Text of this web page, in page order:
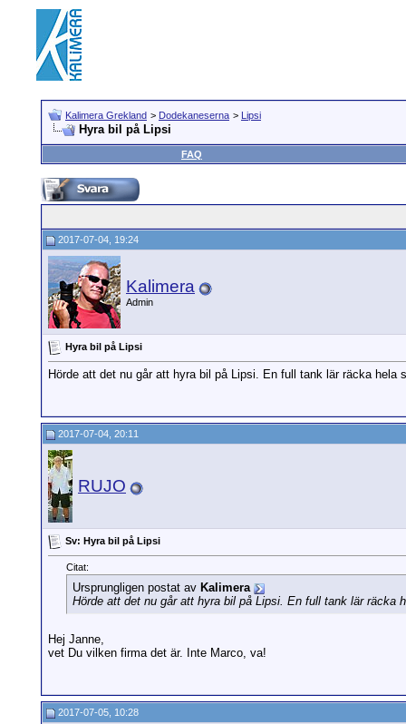
Kalimera Grekland > Dodekaneserna > Lipsi
Hyra bil på Lipsi
FAQ
2017-07-04, 19:24
Kalimera
Admin
Hyra bil på Lipsi
Hörde att det nu går att hyra bil på Lipsi. En full tank lär räcka hela
2017-07-04, 20:11
RUJO
Sv: Hyra bil på Lipsi
Citat:
Ursprungligen postat av Kalimera
Hörde att det nu går att hyra bil på Lipsi. En full tank lär räcka
Hej Janne,
vet Du vilken firma det är. Inte Marco, va!
2017-07-05, 10:28